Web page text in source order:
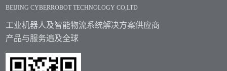
BEIJING CYBERROBOT TECHNOLOGY CO,LTD
工业机器人及智能物流系统解决方案供应商
产品与服务遍及全球